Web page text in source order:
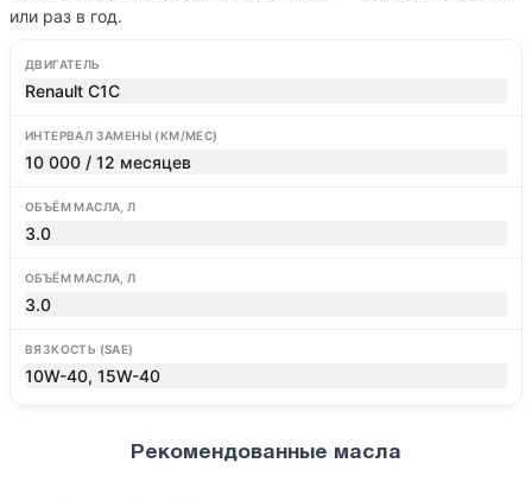
или раз в год.
ДВИГАТЕЛЬ
Renault C1C
ИНТЕРВАЛ ЗАМЕНЫ (КМ/МЕС)
10 000 / 12 месяцев
ОБЪЁМ МАСЛА, Л
3.0
ОБЪЁМ МАСЛА, Л
3.0
ВЯЗКОСТЬ (SAE)
10W-40, 15W-40
Рекомендованные масла